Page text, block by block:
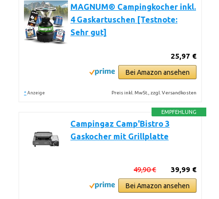
MAGNUM® Campingkocher inkl.
4 Gaskartuschen [Testnote:
Sehr gut]
25,97 €
Bei Amazon ansehen
* Anzeige Preis inkl. MwSt., zzgl. Versandkosten
EMPFEHLUNG
Campingaz Camp'Bistro 3
Gaskocher mit Grillplatte
39,99 €
49,90 €
Bei Amazon ansehen